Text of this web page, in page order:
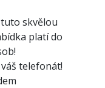
skvělou
platí do
telefonát!